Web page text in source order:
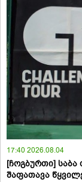
17:40 2026.08.04
[ჩოგბურთი]
შაფათავა